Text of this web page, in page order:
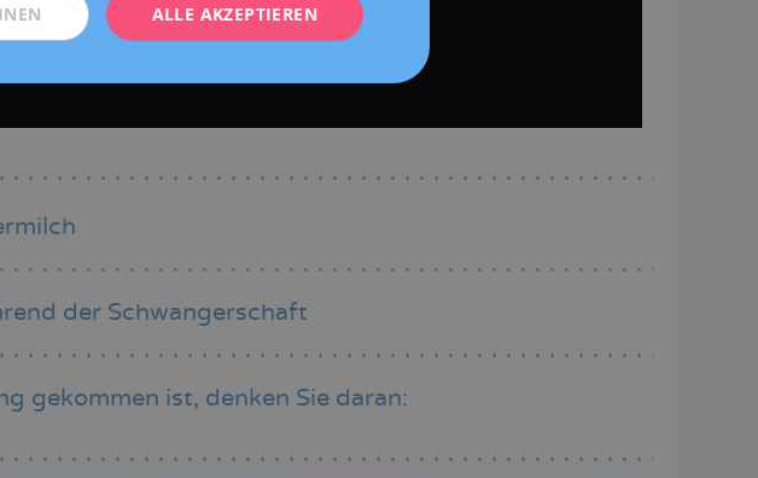
der Schwangerschaft
gekommen ist, denken Sie daran:
DEUTSCH
ALLE AKZEPTIEREN